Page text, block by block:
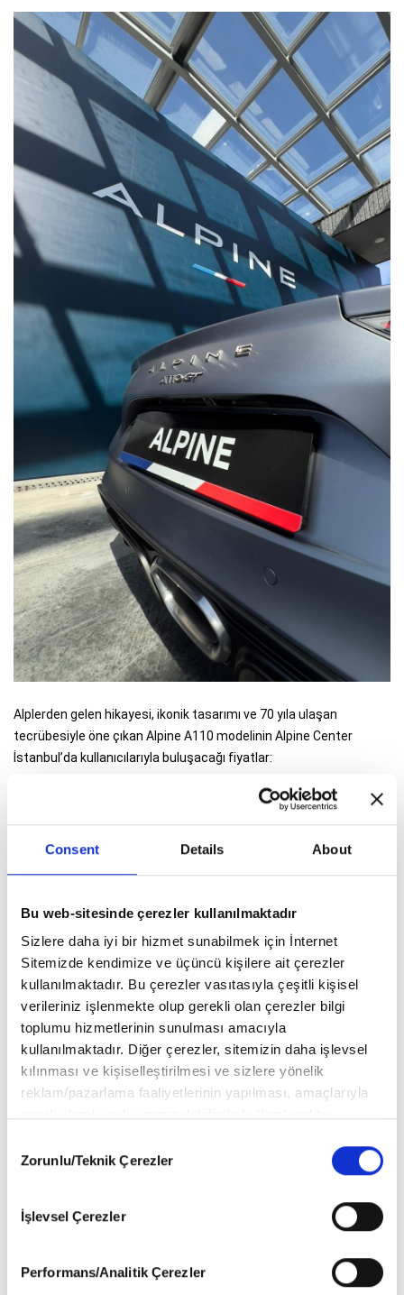
Consent Details About
Bu web-sitesinde çerezler kullanılmaktadır
Sizlere daha iyi bir hizmet sunabilmek için İnternet
Sitemizde kendimize ve üçüncü kişilere ait çerezler
kullanılmaktadır. Bu çerezler vasıtasıyla çeşitli kişisel
verileriniz işlenmekte olup gerekli olan çerezler bilgi
toplumu hizmetlerinin sunulması amacıyla
kullanılmaktadır. Diğer çerezler, sitemizin daha işlevsel
kılınması ve kişiselleştirilmesi ve sizlere yönelik
reklam/pazarlama faaliyetlerinin yapılması, amaçlarıyla
vasıtasıyla belirleyebilirsiniz. Çerezlere ilişkin detaylı bilgi
Çerez Bilgilendirme
6698 sayılı Kişisel Verilerin Korunması Kanunu uyarınca
okumak ve sitemizi ziyaretiniz kapsamında
gerçekleştirilen veri işleme faaliyetleri ile ilgili daha
Selection
Zorunlu/Teknik Çerezler
İşlevsel Çerezler
Performans/Analitik Çerezler
Alplerden gelen hikayesi, ikonik tasarımı ve 70 yıla ulaşan
tecrübesiyle öne çıkan Alpine A110 modelinin Alpine Center
İstanbul’da kullanıcılarıyla buluşacağı fiyatlar:
A110 GT opsiyonsuz fiyatı 6.800.000 TL
A110 S opsiyonsuz fiyatı 7.000.000 TL
CEO, Lucas Bellieud - MAİS COO, Özlem Kılıçkaya - MAİS İletişim
markası olarak Türkiye’ye giriş yapmış olması oldukça gurur verici.
Alpine, bildiğimiz otomobil yaklaşımlarından tamamen farklı olan,